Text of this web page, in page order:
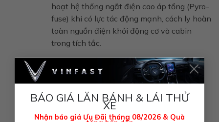
BÁO GIÁ LĂN BÁNH & LÁI THỬ
XE
Nhận báo giá Ưu Đãi tháng 08/2026 & Quà
×
hoạt hệ thống ngắt điện cao áp tổng (Pyro-
fuse) khi có lực tác động mạnh, cách ly hoàn
toàn nguồn điện khỏi động cơ và cabin
trong tích tắc.